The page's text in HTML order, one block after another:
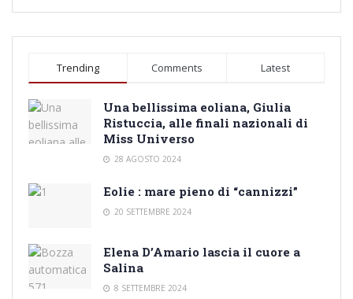
Trending Comments Latest
Una bellissima eoliana, Giulia
Ristuccia, alle finali nazionali di
Miss Universo
28 AGOSTO 2024
Eolie : mare pieno di “cannizzi”
20 SETTEMBRE 2024
Elena D’Amario lascia il cuore a
Salina
8 SETTEMBRE 2024